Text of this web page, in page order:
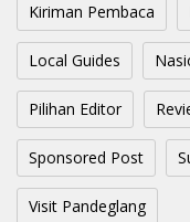
Kiriman Pembaca
Local Guides
Pilihan Editor
Sponsored Post
Visit Pandeglang